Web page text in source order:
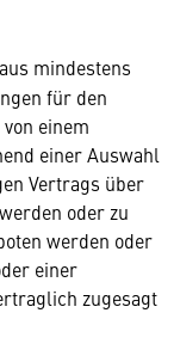
mindestens
für den
einem
einer Auswahl
Vertrags über
oder zu
werden oder
einer
zugesagt